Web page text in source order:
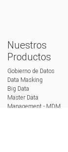
Nuestros
Productos
Gobierno de Datos
Data Masking
Big Data
Master Data
Management - MDM